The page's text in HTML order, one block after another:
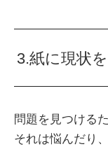
3.紙に現状
問題を見つける
それは悩んだり